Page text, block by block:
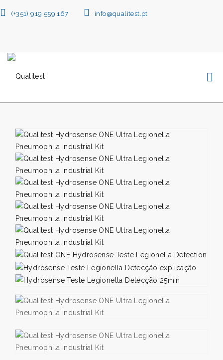
(+351) 919 559 167 info@qualitest.pt